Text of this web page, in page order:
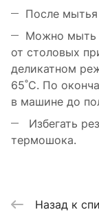
После мытья
Можно мыть
от столовых
деликатном
65˚С. По
в машине до
Избегать
термошока.
Назад к